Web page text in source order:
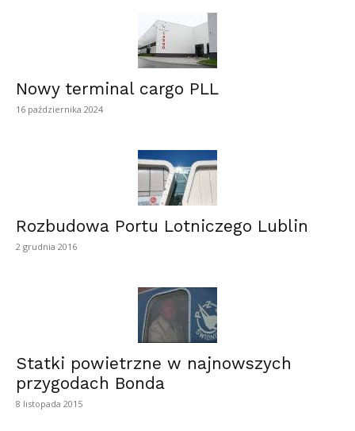
Nowy terminal cargo PLL
16 października 2024
Rozbudowa Portu Lotniczego Lublin
2 grudnia 2016
Statki powietrzne w najnowszych
przygodach Bonda
8 listopada 2015